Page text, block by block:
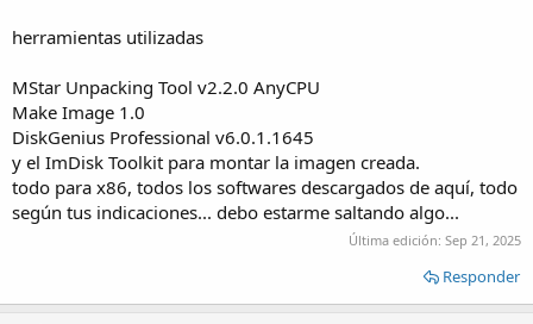
herramientas utilizadas
MStar Unpacking Tool v2.2.0 AnyCPU
Make Image 1.0
DiskGenius Professional v6.0.1.1645
y el ImDisk Toolkit para montar la imagen creada.
todo para x86, todos los softwares descargados de aquí, todo
según tus indicaciones... debo estarme saltando algo...
Última edición: Sep 21, 2025
Responder